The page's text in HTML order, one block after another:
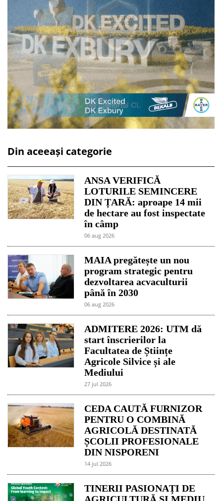
Din aceeași categorie
ANSA VERIFICĂ
LOTURILE SEMINCERE
DIN ȚARĂ: aproape 14 mii
de hectare au fost inspectate
în câmp
06 aug 2026
MAIA pregătește un nou
program strategic pentru
dezvoltarea acvaculturii
până în 2030
06 aug 2026
ADMITERE 2026: UTM dă
start înscrierilor la
Facultatea de Științe
Agricole Silvice și ale
Mediului
27 jul 2026
CEDA CAUTĂ FURNIZOR
PENTRU O COMBINĂ
AGRICOLĂ DESTINATĂ
ȘCOLII PROFESIONALE
DIN NISPORENI
14 jul 2026
TINERII PASIONAȚI DE